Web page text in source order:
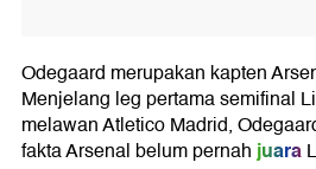
Odegaard merupakan kapten
Menjelang leg pertama semifinal
melawan Atletico Madrid,
fakta Arsenal belum pernahjuara